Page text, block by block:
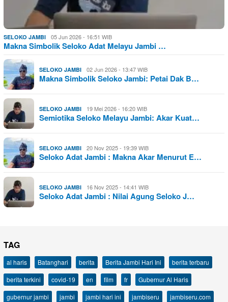
SELOKO JAMBI 05 Jun 2026 - 16:51 WIB
Makna Simbolik Seloko Adat Melayu Jambi …
SELOKO JAMBI 02 Jun 2026 - 13:47 WIB
Makna Simbolik Seloko Jambi: Petai Dak B…
SELOKO JAMBI 19 Mei 2026 - 16:20 WIB
Semiotika Seloko Melayu Jambi: Akar Kuat…
SELOKO JAMBI 20 Nov 2025 - 19:39 WIB
Seloko Adat Jambi : Makna Akar Menurut E…
SELOKO JAMBI 16 Nov 2025 - 14:41 WIB
Seloko Adat Jambi : Nilai Agung Seloko J…
TAG
al haris Batanghari berita Berita Jambi Hari Ini
berita terbaru
berita terkini
covid-19 en film fr
Gubernur Al Haris
gubernur jambi
jambi jambi hari ini jambiseru
jambiseru.com